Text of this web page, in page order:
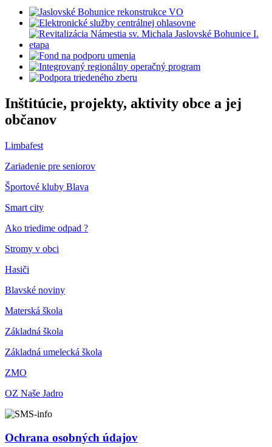
Inštitúcie, projekty, aktivity obce a jej
občanov
Limbafest
Zariadenie pre seniorov
Športové kluby Blava
Smart city
Ako triedime odpad ?
Stromy v obci
Hasiči
Blavské noviny
Materská škola
Základná škola
Základná umelecká škola
ZMO
OZ Naše Jadro
Ochrana osobných údajov